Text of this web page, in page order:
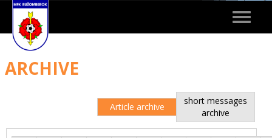
Toggle
ARCHIVE
Article archive
short messages
archive